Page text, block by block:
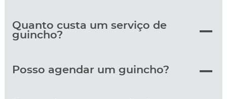
Quanto custa um serviço de
guincho?
Posso agendar um guincho?